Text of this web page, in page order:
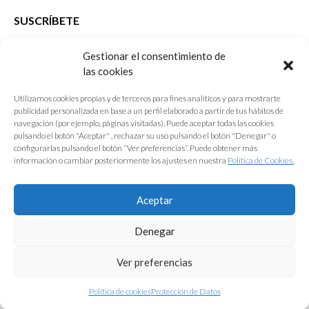
Gestionar el consentimiento de
las cookies
Utilizamos cookies propias y de terceros para fines analíticos y para mostrarte
publicidad personalizada en base a un perfil elaborado a partir de tus hábitos de
navegación (por ejemplo, páginas visitadas). Puede aceptar todas las cookies
pulsando el botón "Aceptar" , rechazar su uso pulsando el botón "Denegar" o
configurarlas pulsando el botón “Ver preferencias”. Puede obtener más
información o cambiar posteriormente los ajustes en nuestra Política de Cookies.
Aceptar
Denegar
Ver preferencias
Política de cookiesProtección de Datos
SUSCRÍBETE
que desarrolla el Colegio de Arquitectos de Cádiz
E-mail *
Acepto lostérminos y condiciones de uso
Enviar
Protección de Datos|Aviso Legal|Política de Cookies